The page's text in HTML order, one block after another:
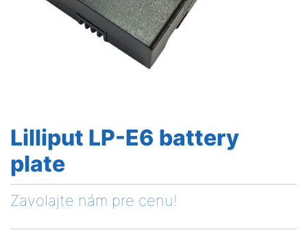
Lilliput LP-E6 battery
plate
Zavolajte nám pre cenu!